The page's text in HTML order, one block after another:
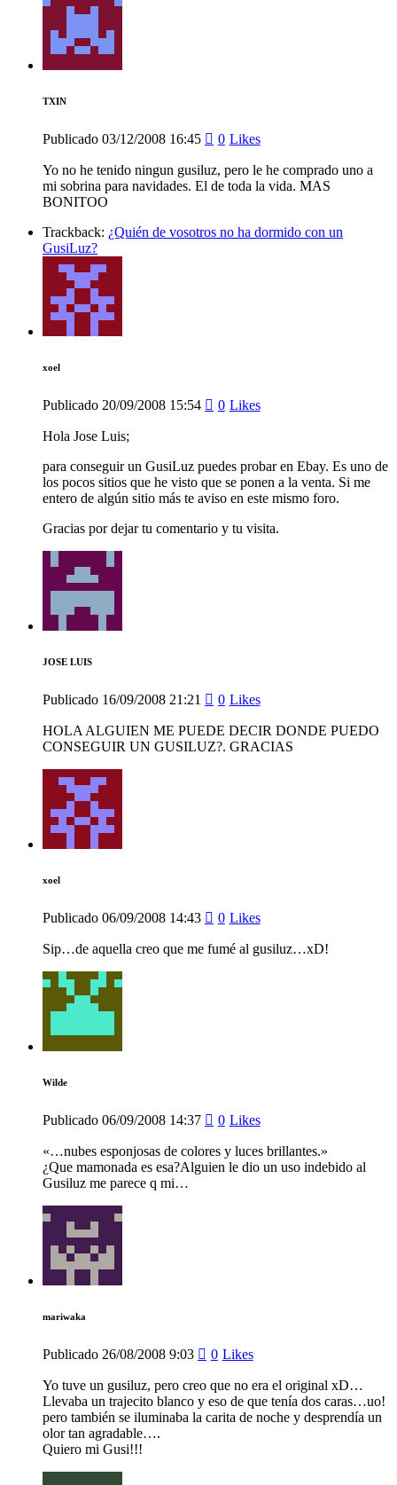
TXIN
Publicado 03/12/2008 16:45 0 Likes
Yo no he tenido ningun gusiluz, pero le he comprado uno a
mi sobrina para navidades. El de toda la vida. MAS
BONITOO
Trackback: ¿Quién de vosotros no ha dormido con un
GusiLuz?
xoel
Publicado 20/09/2008 15:54 0 Likes
Hola Jose Luis;
para conseguir un GusiLuz puedes probar en Ebay. Es uno de
los pocos sitios que he visto que se ponen a la venta. Si me
entero de algún sitio más te aviso en este mismo foro.
Gracias por dejar tu comentario y tu visita.
JOSE LUIS
Publicado 16/09/2008 21:21 0 Likes
HOLA ALGUIEN ME PUEDE DECIR DONDE PUEDO
CONSEGUIR UN GUSILUZ?. GRACIAS
xoel
Publicado 06/09/2008 14:43 0 Likes
Sip…de aquella creo que me fumé al gusiluz…xD!
Wilde
Publicado 06/09/2008 14:37 0 Likes
«…nubes esponjosas de colores y luces brillantes.»
¿Que mamonada es esa?Alguien le dio un uso indebido al
Gusiluz me parece q mi…
mariwaka
Publicado 26/08/2008 9:03 0 Likes
Yo tuve un gusiluz, pero creo que no era el original xD…
Llevaba un trajecito blanco y eso de que tenía dos caras…uo!
pero también se iluminaba la carita de noche y desprendía un
olor tan agradable….
Quiero mi Gusi!!!